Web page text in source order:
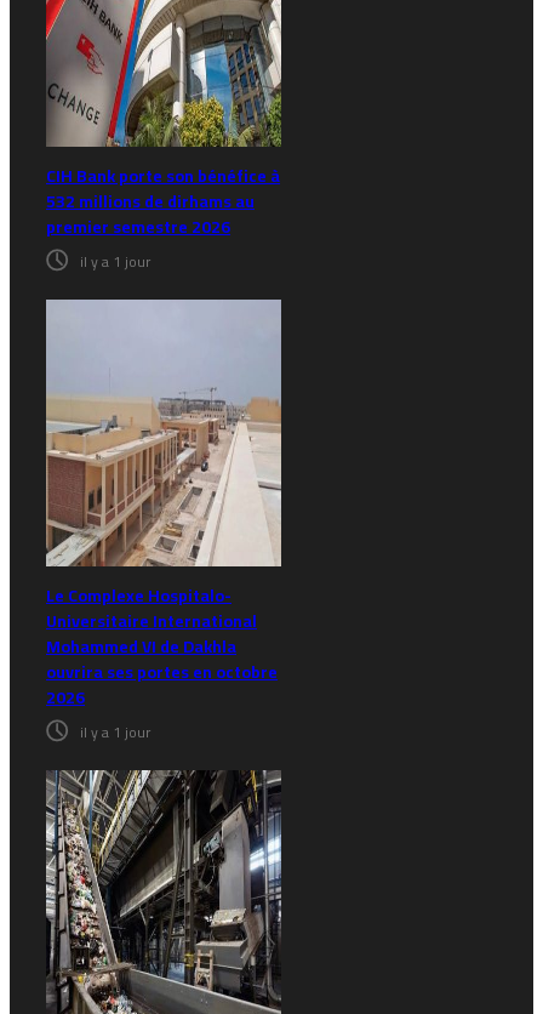
CIH Bank porte son bénéfice à
532 millions de dirhams au
premier semestre 2026
il y a 1 jour
Le Complexe Hospitalo-
Universitaire International
Mohammed VI de Dakhla
ouvrira ses portes en octobre
2026
il y a 1 jour